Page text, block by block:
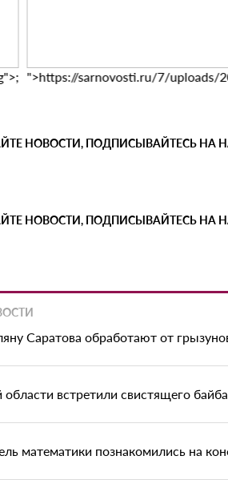
">https://sarnovosti.ru/7/uploads/
НОВОСТИ, ПОДПИСЫВАЙТЕСЬ НА
НОВОСТИ, ПОДПИСЫВАЙТЕСЬ НА
Саратова обработают от
встретили свистящего
математики познакомились на